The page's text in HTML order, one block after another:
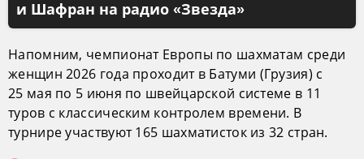
и Шафран на радио «Звезда»
Напомним, чемпионат Европы по шахматам среди
женщин 2026 года проходит в Батуми (Грузия) с
25 мая по 5 июня по швейцарской системе в 11
туров с классическим контролем времени. В
турнире участвуют 165 шахматисток из 32 стран.